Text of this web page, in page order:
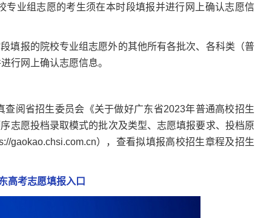
业组志愿的考生须在本时段填报并进行网上确认志愿信
报的院校专业组志愿外的其他所有各批次、各科类（普
行网上确认志愿信息。
阅省招生委员会《关于做好广东省2023年普通高校招生
志愿投档录取模式的批次及类型、志愿填报要求、投档原
gaokao.chsi.com.cn），查看拟填报高校招生章程及招生
高考志愿填报入口